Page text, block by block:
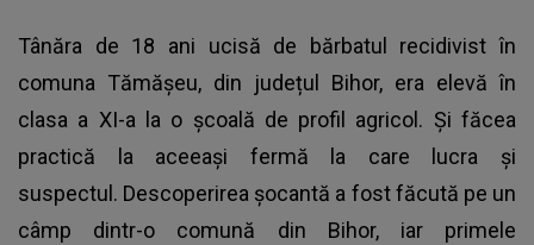
Tânăra de 18 ani ucisă de bărbatul recidivist în
comuna Tămășeu, din județul Bihor, era elevă în
clasa a XI-a la o școală de profil agricol. Și făcea
practică la aceeași fermă la care lucra și
suspectul. Descoperirea șocantă a fost făcută pe un
câmp dintr-o comună din Bihor, iar primele